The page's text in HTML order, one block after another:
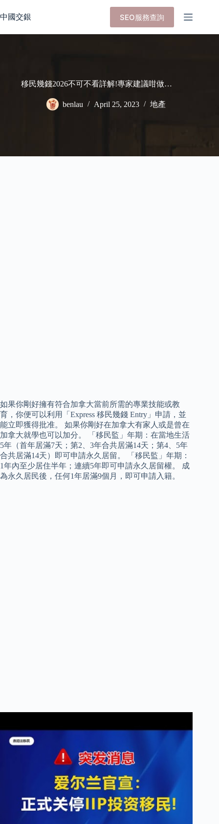
to
content
中國交銀 SEO服務查詢
移民幾錢2026不可不看詳解!專家建議咁做…
benlau April 25, 2023 地產
如果你剛好擁有符合加拿大當前所需的專業技能或教
育，你便可以利用「Express 移民幾錢 Entry」申請，並
能立即獲得批准。 如果你剛好在加拿大有家人或是曾在
加拿大就學也可以加分。 「移民監」年期：在當地生活
5年（首年居滿7天；第2、3年合共居滿14天；第4、5年
合共居滿14天）即可申請永久居留。 「移民監」年期：
1年內至少居住半年；連續5年即可申請永久居留權。 成
為永久居民後，任何1年居滿9個月，即可申請入籍。